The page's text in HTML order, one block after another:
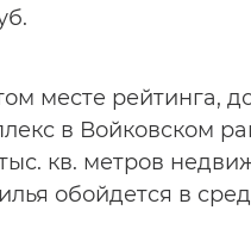
месте рейтинга,
в Войковском
кв. метров
обойдется в